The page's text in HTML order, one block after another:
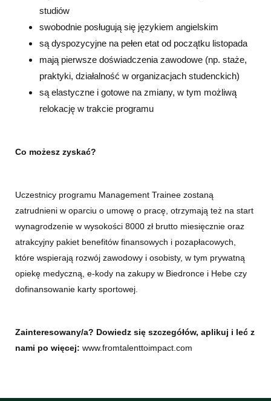
studiów
swobodnie posługują się językiem angielskim
są dyspozycyjne na pełen etat od początku listopada
mają pierwsze doświadczenia zawodowe (np. staże,
praktyki, działalność w organizacjach studenckich)
są elastyczne i gotowe na zmiany, w tym możliwą
relokację w trakcie programu
Co możesz zyskać?
Uczestnicy programu Management Trainee zostaną
zatrudnieni w oparciu o umowę o pracę, otrzymają też na start
wynagrodzenie w wysokości 8000 zł brutto miesięcznie oraz
atrakcyjny pakiet benefitów finansowych i pozapłacowych,
które wspierają rozwój zawodowy i osobisty, w tym prywatną
opiekę medyczną, e-kody na zakupy w Biedronce i Hebe czy
dofinansowanie karty sportowej.
Zainteresowany/a? Dowiedz się szczegółów, aplikuj i leć z
nami po więcej: www.fromtalenttoimpact.com